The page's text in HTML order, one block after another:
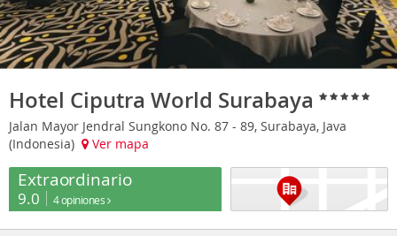
Hotel Ciputra World Surabaya
Jalan Mayor Jendral Sungkono No. 87 - 89, Surabaya, Java
(Indonesia)
Ver mapa
Extraordinario
9.0 4 opiniones